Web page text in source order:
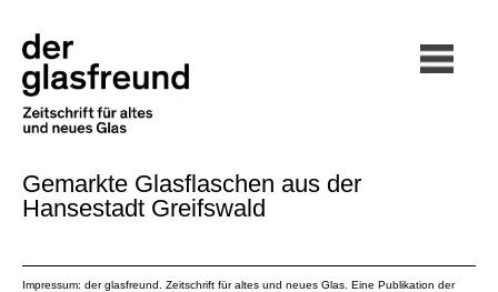
Gemarkte Glasflaschen aus der
Hansestadt Greifswald
Impressum: der glasfreund. Zeitschrift für altes und neues Glas. Eine Publikation der